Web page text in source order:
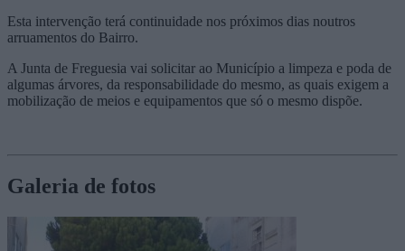
Esta intervenção terá continuidade nos próximos dias noutros
arruamentos do Bairro.
A Junta de Freguesia vai solicitar ao Município a limpeza e poda de
algumas árvores, da responsabilidade do mesmo, as quais exigem a
mobilização de meios e equipamentos que só o mesmo dispõe.
Galeria de fotos